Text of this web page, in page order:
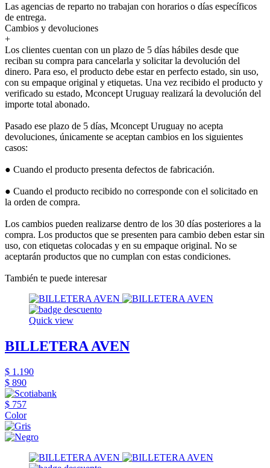
Las agencias de reparto no trabajan con horarios o días específicos
de entrega.
Cambios y devoluciones
+
Los clientes cuentan con un plazo de 5 días hábiles desde que
reciban su compra para cancelarla y solicitar la devolución del
dinero. Para eso, el producto debe estar en perfecto estado, sin uso,
con su empaque original y etiquetas. Una vez recibido el producto y
verificado su estado, Mconcept Uruguay realizará la devolución del
importe total abonado.
Pasado ese plazo de 5 días, Mconcept Uruguay no acepta
devoluciones, únicamente se aceptan cambios en los siguientes
casos:
● Cuando el producto presenta defectos de fabricación.
● Cuando el producto recibido no corresponde con el solicitado en
la orden de compra.
Los cambios pueden realizarse dentro de los 30 días posteriores a la
compra. Los productos que se presenten para cambio deben estar sin
uso, con etiquetas colocadas y en su empaque original. No se
aceptarán productos que no cumplan con estas condiciones.
También te puede interesar
Quick view
BILLETERA AVEN
$ 1.190
$ 890
$ 757
Color